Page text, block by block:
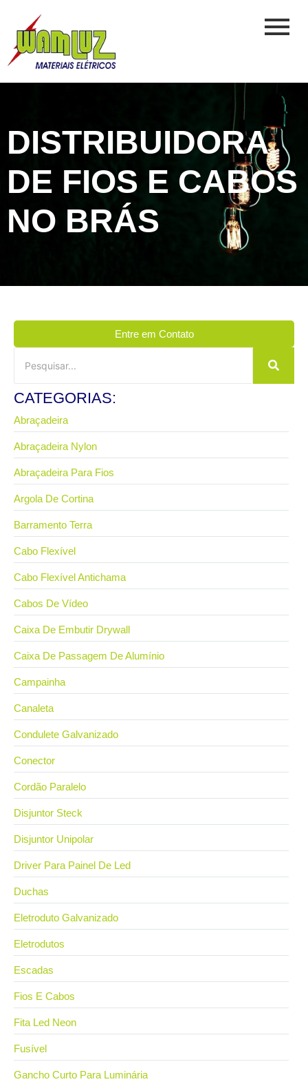
DISTRIBUIDORA
DE FIOS E CABOS
NO BRÁS
Entre em Contato
CATEGORIAS:
Abraçadeira
Abraçadeira Nylon
Abraçadeira Para Fios
Argola De Cortina
Barramento Terra
Cabo Flexível
Cabo Flexível Antichama
Cabos De Vídeo
Caixa De Embutir Drywall
Caixa De Passagem De Alumínio
Campainha
Canaleta
Condulete Galvanizado
Conector
Cordão Paralelo
Disjuntor Steck
Disjuntor Unipolar
Driver Para Painel De Led
Duchas
Eletroduto Galvanizado
Eletrodutos
Escadas
Fios E Cabos
Fita Led Neon
Fusível
Gancho Curto Para Luminária